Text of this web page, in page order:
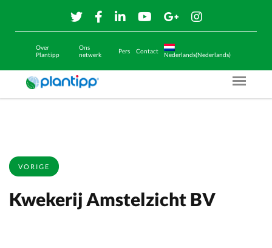
Over
Plantipp
Ons
netwerk
Pers Contact
Nederlands(Nederlands)
Menu
VORIGE
Kwekerij Amstelzicht BV